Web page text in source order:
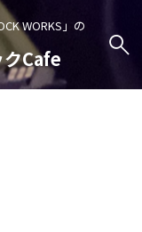
WORKS」の
Cafe